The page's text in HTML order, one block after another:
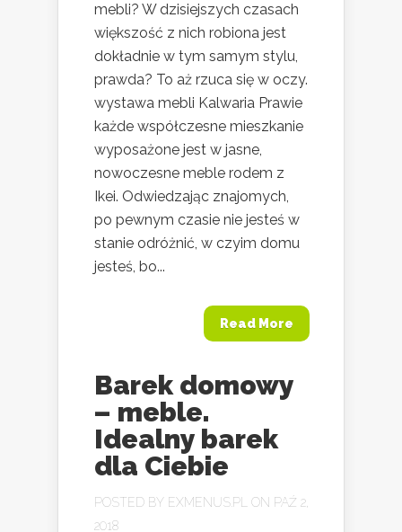
mebli? W dzisiejszych czasach
większość z nich robiona jest
dokładnie w tym samym stylu,
prawda? To aż rzuca się w oczy.
wystawa mebli Kalwaria Prawie
każde współczesne mieszkanie
wyposażone jest w jasne,
nowoczesne meble rodem z
Ikei. Odwiedzając znajomych,
po pewnym czasie nie jesteś w
stanie odróżnić, w czyim domu
jesteś, bo...
Read More
Barek domowy
– meble.
Idealny barek
dla Ciebie
POSTED BY EXMENUS.PL
ON PAŹ 2,
2018